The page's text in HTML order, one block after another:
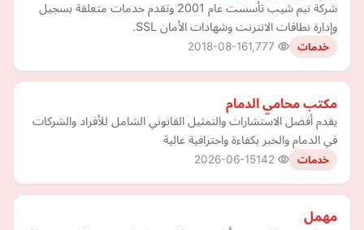
شركة نيم شيب تأسست عام 2001 وتقدم خدمات متعلقة بسجيل
وإدارة نطاقات الانترنت وشهادات الأمان SSL.
خدمات 2018-08-16
مكتب محامي الدمام
يقدم أفضل الاستشارات والتمثيل القانوني الشامل للأفراد والشركات
في الدمام والخبر بكفاءة واحترافية عالية
خدمات 2026-06-15
مهمل